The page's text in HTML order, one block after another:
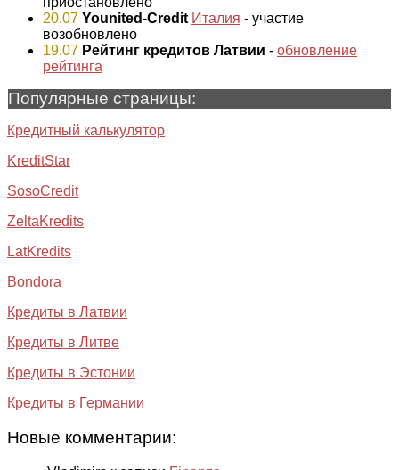
20.07 Younited-Credit Италия - участие
возобновлено
19.07 Рейтинг кредитов Латвии - обновление
рейтинга
Популярные страницы:
Кредитный калькулятор
KreditStar
SosoCredit
ZeltaKredits
LatKredits
Bondora
Кредиты в Латвии
Кредиты в Литве
Кредиты в Эстонии
Кредиты в Германии
Новые комментарии: